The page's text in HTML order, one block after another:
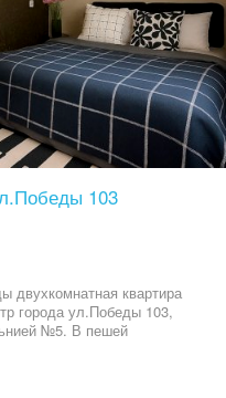
103
двухкомнатная квартира
города ул.Победы 103,
№5. В пешей
отделения Новой почты,
Квартира с хорошим